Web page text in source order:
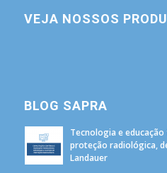
VEJA NOSSOS
BLOG SAPRA
Tecnologia e
proteção radiológica,
Landauer